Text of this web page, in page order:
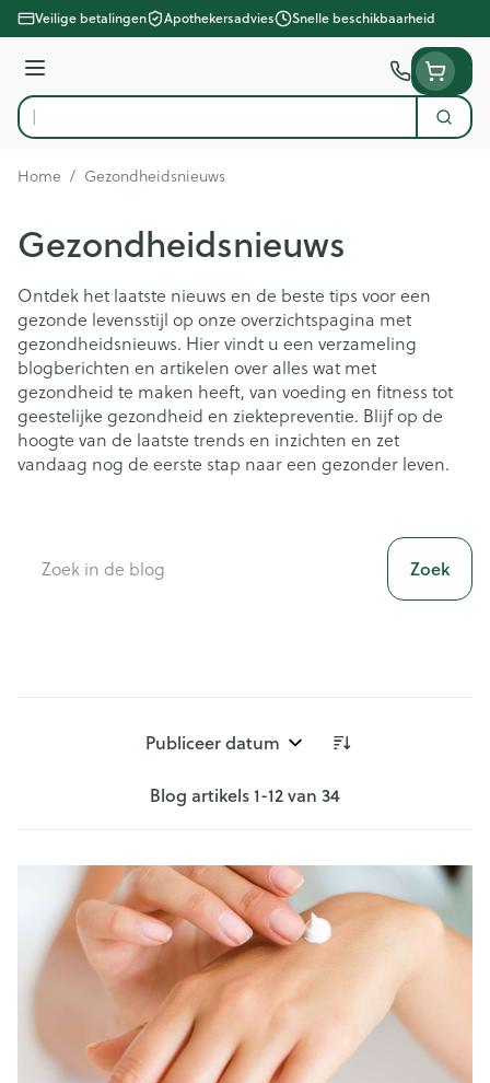
Ga naar de inhoud
Veilige betalingen Apothekersadvies Snelle beschikbaarheid
Menu
Product, merk, categorie... Zoek
Home / Gezondheidsnieuws
Gezondheidsnieuws
Ontdek het laatste nieuws en de beste tips voor een
gezonde levensstijl op onze overzichtspagina met
gezondheidsnieuws. Hier vindt u een verzameling
blogberichten en artikelen over alles wat met
gezondheid te maken heeft, van voeding en fitness tot
geestelijke gezondheid en ziektepreventie. Blijf op de
hoogte van de laatste trends en inzichten en zet
vandaag nog de eerste stap naar een gezonder leven.
Zoek
Blog artikels1-12van 34